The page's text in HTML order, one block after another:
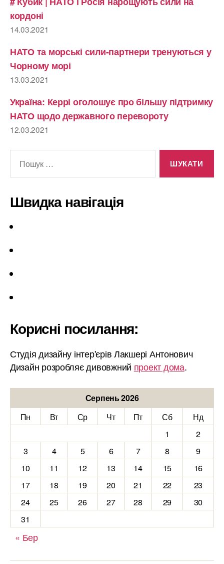
кордоні
14.03.2021
НАТО та морські сили-партнери тренуються у
Чорному морі
13.03.2021
Україна: Керрі оголошує про більшу підтримку
НАТО щодо державного перевороту
12.03.2021
Швидка навігація
Корисні посилання:
Студія дизайну інтер'єрів Лакшері Антонович
Дизайн розробляє дивовжний проект дома.
Серпень 2026
Пн
Вт Ср Чт Пт Сб
Нд
1
2
3
4 5 6 7 8
9
10
11 12 13 14 15
16
17
18 19 20 21 22
23
24
25 26 27 28 29
30
31
« Бер